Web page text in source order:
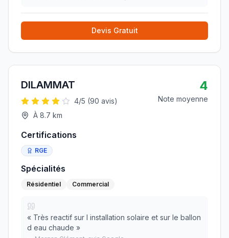
Devis Gratuit
DILAMMAT
4/5 (90 avis)
À 8.7 km
4
Note moyenne
Certifications
RGE
Spécialités
Résidentiel Commercial
« Très reactif sur l installation solaire et sur le ballon
d eau chaude »